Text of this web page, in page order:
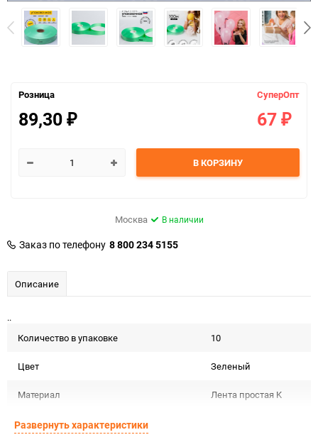
Розница
89,30 ₽
СуперОпт
67 ₽
В КОРЗИНУ
Москва В наличии
Заказ по телефону 8 800 234 5155
Описание
..
Количество в упаковке
10
Цвет Зеленый
Материал Лента простая K
Срок годности
Развернуть характеристики